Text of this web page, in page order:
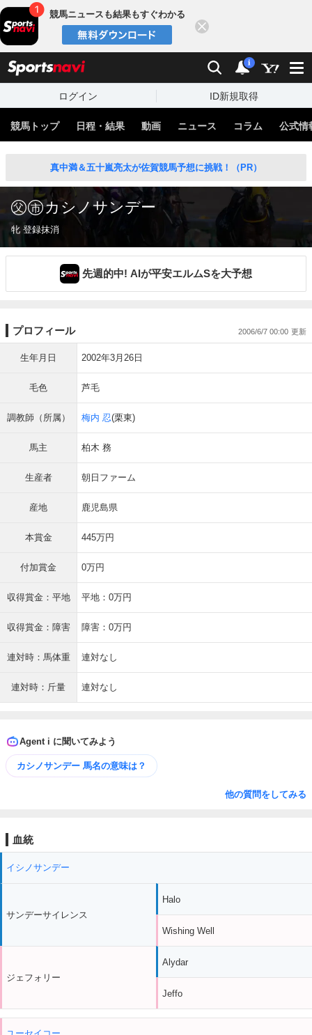
競馬ニュースも結果もすぐわかる
検索 通知
i
ログイン ID新規取得
競馬トップ 日程・結果 動画 ニュース コラム 公式情
真中満＆五十嵐亮太が佐賀競馬予想に挑戦！（PR）
カシノサンデー
牝 登録抹消
先週的中! AIが平安エルムSを大予想
プロフィール 2006/6/7 00:00
生年月日 2002年3月26日
毛色 芦毛
調教師（所属） 梅内 忍(栗東)
馬主 柏木 務
生産者 朝日ファーム
産地 鹿児島県
本賞金 445万円
付加賞金 0万円
収得賞金：平地 平地：0万円
収得賞金：障害 障害：0万円
連対時：馬体重 連対なし
連対時：斤量 連対なし
Agent i に聞いてみよう
カシノサンデー 馬名の意味は？
他の質問をしてみる
血統
イシノサンデー
サンデーサイレンス
ジェフォリー
Halo
Wishing Well
Alydar
Jeffo